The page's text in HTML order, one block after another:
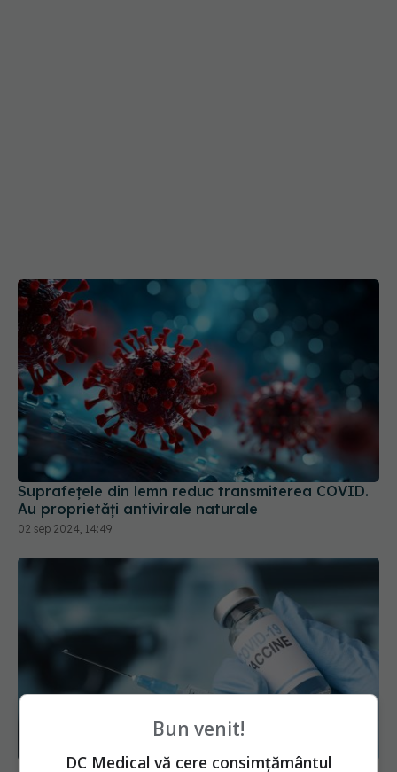
Suprafețele din lemn reduc transmiterea COVID.
Au proprietăți antivirale naturale
02 sep 2024, 14:49
Bun venit!
DC Medical vă cere consimțământul